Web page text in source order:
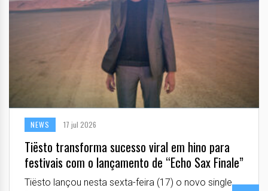
NEWS 17 jul 2026
Tiësto transforma sucesso viral em hino para
festivais com o lançamento de “Echo Sax Finale”
Tiësto lançou nesta sexta-feira (17) o novo single